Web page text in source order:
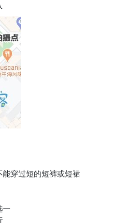
穿过短的短裤或短裙
一